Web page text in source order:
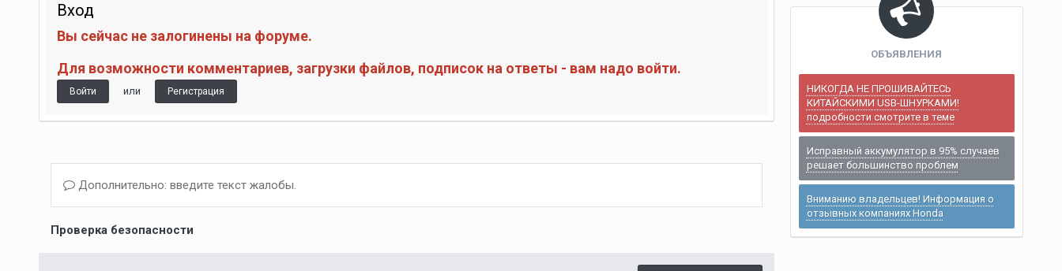
Вход
Вы сейчас не залогинены на форуме.
Для возможности комментариев, загрузки файлов, подписок на ответы - вам надо войти.
Войти или Регистрация
Дополнительно: введите текст жалобы.
Проверка безопасности
ОБЪЯВЛЕНИЯ
НИКОГДА НЕ ПРОШИВАЙТЕСЬ
КИТАЙСКИМИ USB-ШНУРКАМИ!
подробности смотрите в теме
Исправный аккумулятор в 95% случаев
решает большинство проблем
Вниманию владельцев! Информация о
отзывных компаниях Honda